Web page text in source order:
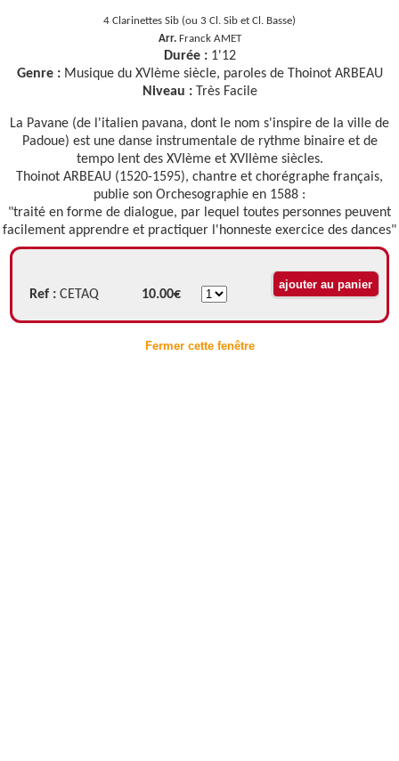
4 Clarinettes Sib (ou 3 Cl. Sib et Cl. Basse)
Arr.Franck AMET
Durée :1'12
Genre : Musique du XVIème siècle, paroles de Thoinot ARBEAU
Niveau :
Très Facile
La Pavane (de l'italien pavana, dont le nom s'inspire de la ville de
Padoue) est une danse instrumentale de rythme binaire et de
tempo lent des XVIème et XVIIème siècles.
Thoinot ARBEAU (1520-1595), chantre et chorégraphe français,
publie son Orchesographie en 1588 :
"traité en forme de dialogue, par lequel toutes personnes peuvent
facilement apprendre et practiquer l'honneste exercice des dances"
Ref : CETAQ 10.00€
Fermer cette fenêtre